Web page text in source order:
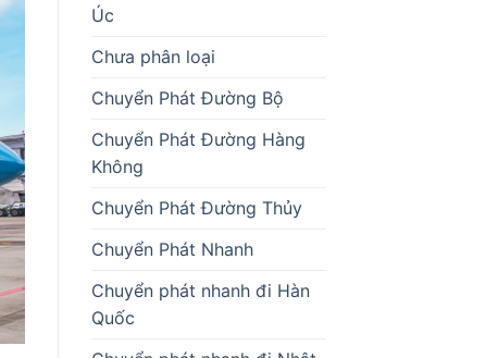
Úc
Chưa phân loại
Chuyển Phát Đường Bộ
Chuyển Phát Đường Hàng
Không
Chuyển Phát Đường Thủy
Chuyển Phát Nhanh
Chuyển phát nhanh đi Hàn
Quốc